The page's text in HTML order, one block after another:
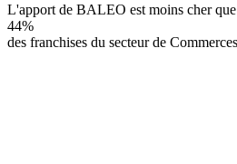
L'apport de BALEO est moins cher que
44%
des franchises du secteur de